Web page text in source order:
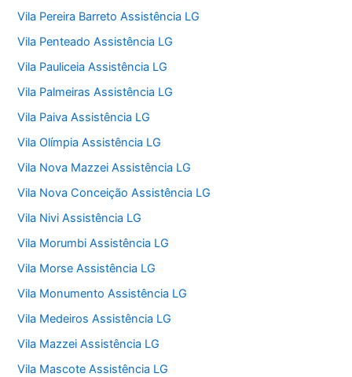
Vila Pereira Barreto Assistência LG
Vila Penteado Assistência LG
Vila Pauliceia Assistência LG
Vila Palmeiras Assistência LG
Vila Paiva Assistência LG
Vila Olímpia Assistência LG
Vila Nova Mazzei Assistência LG
Vila Nova Conceição Assistência LG
Vila Nivi Assistência LG
Vila Morumbi Assistência LG
Vila Morse Assistência LG
Vila Monumento Assistência LG
Vila Medeiros Assistência LG
Vila Mazzei Assistência LG
Vila Mascote Assistência LG